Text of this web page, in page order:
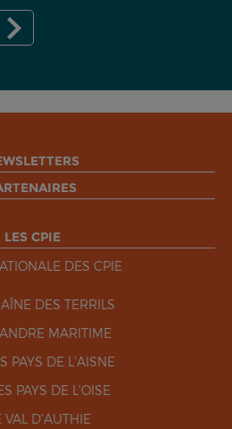
LES CPIE
DES CPIE
DES TERRILS
MARITIME
PAYS DE L'AISNE
PAYS DE L'OISE
VAL D'AUTHIE